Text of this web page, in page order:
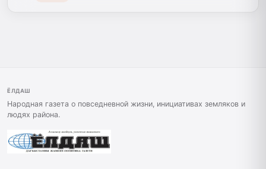
ЁЛДАШ
Народная газета о повседневной жизни, инициативах земляков и
людях района.